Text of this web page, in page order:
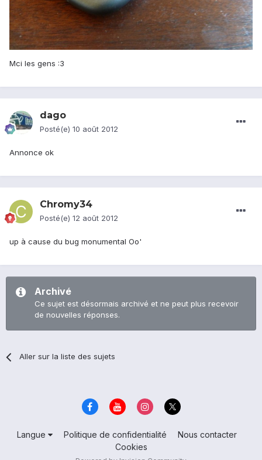
Mci les gens :3
dago
Posté(e) 10 août 2012
Annonce ok
Chromy34
Posté(e) 12 août 2012
up à cause du bug monumental Oo'
Archivé
Ce sujet est désormais archivé et ne peut plus recevoir
de nouvelles réponses.
Aller sur la liste des sujets
Langue Politique de confidentialité
Nous contacter
Cookies